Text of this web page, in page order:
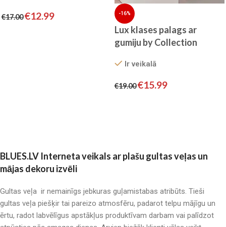
€17.00€12.99 -16%
Lux klases palags ar
gumiju by Collection
(maigi rozs)
Ir veikalā
€19.00€15.99
BLUES.LV Interneta veikals ar plašu gultas veļas un
mājas dekoru izvēli
Gultas veļa ir nemainīgs jebkuras guļamistabas atribūts. Tieši
gultas veļa piešķir tai pareizo atmosfēru, padarot telpu mājīgu un
ērtu, radot labvēlīgus apstākļus produktīvam darbam vai palīdzot